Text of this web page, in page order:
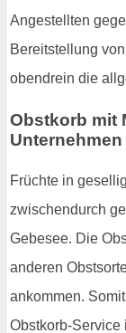
Angestellten
Bereitstellung
obendrein die
Obstkorb mit
Früchte in
zwischendurch
Gebesee. Die
anderen
ankommen.
Obstkorb-Service